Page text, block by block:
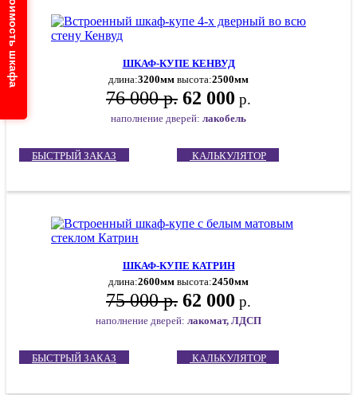
ШКАФ-КУПЕ КЕНВУД
длина:3200мм высота:2500мм
76 000 р. 62 000 р.
наполнение дверей: лакобель
БЫСТРЫЙ ЗАКАЗ КАЛЬКУЛЯТОР
ШКАФ-КУПЕ КАТРИН
длина:2600мм высота:2450мм
75 000 р. 62 000 р.
наполнение дверей: лакомат, ЛДСП
БЫСТРЫЙ ЗАКАЗ КАЛЬКУЛЯТОР